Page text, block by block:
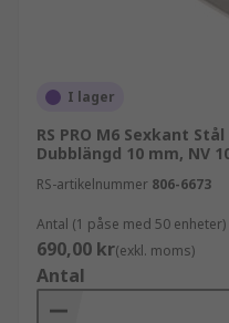
I lager
RS PRO M6 Sexkant
Dubblängd 10 mm, NV
RS-artikelnummer 806-6673
Antal (1 påse med 50 enheter)
690,00 kr(exkl. moms)
Antal